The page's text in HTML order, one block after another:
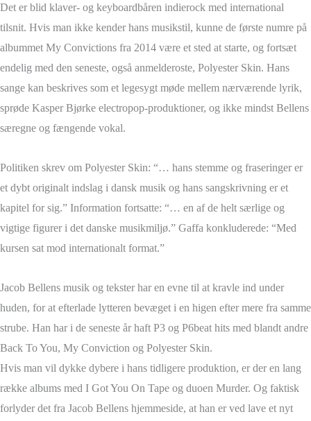
Det er blid klaver- og keyboardbåren indierock med international
tilsnit. Hvis man ikke kender hans musikstil, kunne de første numre på
albummet My Convictions fra 2014 være et sted at starte, og fortsæt
endelig med den seneste, også anmelderoste, Polyester Skin. Hans
sange kan beskrives som et legesygt møde mellem nærværende lyrik,
sprøde Kasper Bjørke electropop-produktioner, og ikke mindst Bellens
særegne og fængende vokal.
Politiken skrev om Polyester Skin: “… hans stemme og fraseringer er
et dybt originalt indslag i dansk musik og hans sangskrivning er et
kapitel for sig.” Information fortsatte: “… en af de helt særlige og
vigtige figurer i det danske musikmiljø.” Gaffa konkluderede: “Med
kursen sat mod internationalt format.”
Jacob Bellens musik og tekster har en evne til at kravle ind under
huden, for at efterlade lytteren bevæget i en higen efter mere fra samme
strube. Han har i de seneste år haft P3 og P6beat hits med blandt andre
Back To You, My Conviction og Polyester Skin.
Hvis man vil dykke dybere i hans tidligere produktion, er der en lang
række albums med I Got You On Tape og duoen Murder. Og faktisk
forlyder det fra Jacob Bellens hjemmeside, at han er ved lave et nyt